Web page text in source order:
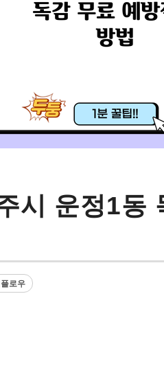
시 운정1동
로우